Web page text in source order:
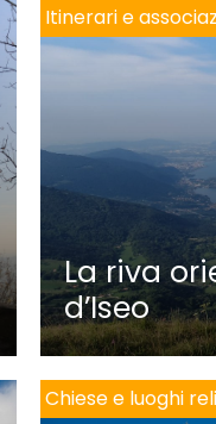
Itinerari e
La riva
d’Iseo
Chiese e luoghi